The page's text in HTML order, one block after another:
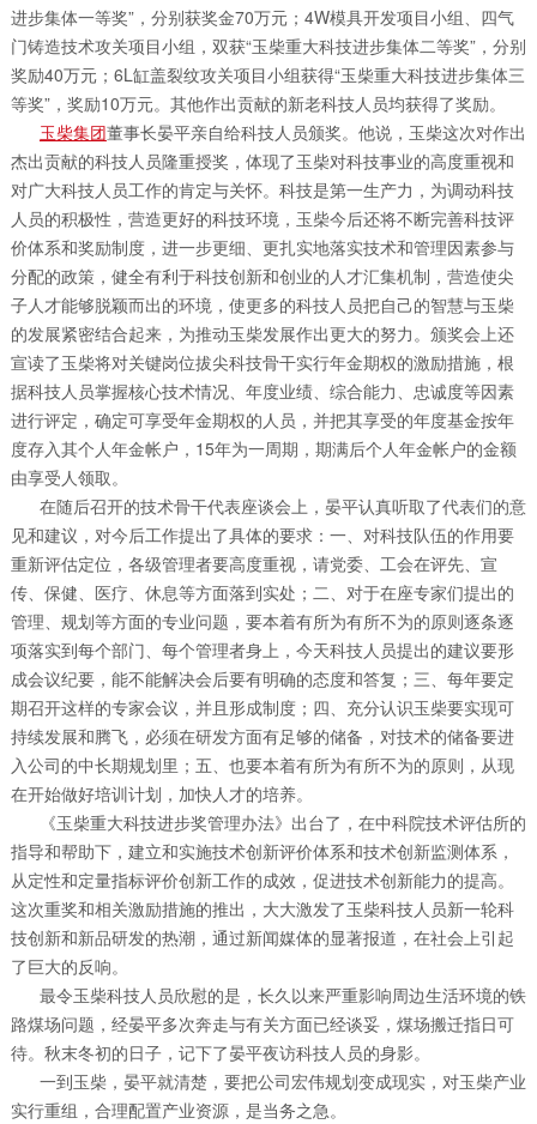
进步集体一等奖”，分别获奖金70万元；4W模具开发项目小组、四气
门铸造技术攻关项目小组，双获“玉柴重大科技进步集体二等奖”，分别
奖励40万元；6L缸盖裂纹攻关项目小组获得“玉柴重大科技进步集体三
等奖”，奖励10万元。其他作出贡献的新老科技人员均获得了奖励。
玉柴集团董事长晏平亲自给科技人员颁奖。他说，玉柴这次对作出
杰出贡献的科技人员隆重授奖，体现了玉柴对科技事业的高度重视和
对广大科技人员工作的肯定与关怀。科技是第一生产力，为调动科技
人员的积极性，营造更好的科技环境，玉柴今后还将不断完善科技评
价体系和奖励制度，进一步更细、更扎实地落实技术和管理因素参与
分配的政策，健全有利于科技创新和创业的人才汇集机制，营造使尖
子人才能够脱颖而出的环境，使更多的科技人员把自己的智慧与玉柴
的发展紧密结合起来，为推动玉柴发展作出更大的努力。颁奖会上还
宣读了玉柴将对关键岗位拔尖科技骨干实行年金期权的激励措施，根
据科技人员掌握核心技术情况、年度业绩、综合能力、忠诚度等因素
进行评定，确定可享受年金期权的人员，并把其享受的年度基金按年
度存入其个人年金帐户，15年为一周期，期满后个人年金帐户的金额
由享受人领取。
在随后召开的技术骨干代表座谈会上，晏平认真听取了代表们的意
见和建议，对今后工作提出了具体的要求：一、对科技队伍的作用要
重新评估定位，各级管理者要高度重视，请党委、工会在评先、宣
传、保健、医疗、休息等方面落到实处；二、对于在座专家们提出的
管理、规划等方面的专业问题，要本着有所为有所不为的原则逐条逐
项落实到每个部门、每个管理者身上，今天科技人员提出的建议要形
成会议纪要，能不能解决会后要有明确的态度和答复；三、每年要定
期召开这样的专家会议，并且形成制度；四、充分认识玉柴要实现可
持续发展和腾飞，必须在研发方面有足够的储备，对技术的储备要进
入公司的中长期规划里；五、也要本着有所为有所不为的原则，从现
在开始做好培训计划，加快人才的培养。
《玉柴重大科技进步奖管理办法》出台了，在中科院技术评估所的
指导和帮助下，建立和实施技术创新评价体系和技术创新监测体系，
从定性和定量指标评价创新工作的成效，促进技术创新能力的提高。
这次重奖和相关激励措施的推出，大大激发了玉柴科技人员新一轮科
技创新和新品研发的热潮，通过新闻媒体的显著报道，在社会上引起
了巨大的反响。
最令玉柴科技人员欣慰的是，长久以来严重影响周边生活环境的铁
路煤场问题，经晏平多次奔走与有关方面已经谈妥，煤场搬迁指日可
待。秋末冬初的日子，记下了晏平夜访科技人员的身影。
一到玉柴，晏平就清楚，要把公司宏伟规划变成现实，对玉柴产业
实行重组，合理配置产业资源，是当务之急。